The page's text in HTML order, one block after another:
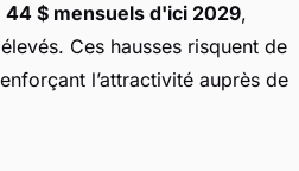
44 $ mensuels d'ici 2029,
Ces hausses risquent de
l’attractivité auprès de